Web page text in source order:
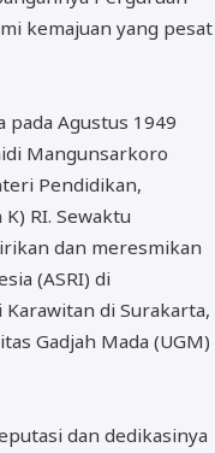
kemajuan yang pesat
pada Agustus 1949
Mangunsarkoro
Pendidikan,
RI. Sewaktu
dan meresmikan
(ASRI) di
di Surakarta,
Gadjah Mada (UGM)
dan dedikasinya